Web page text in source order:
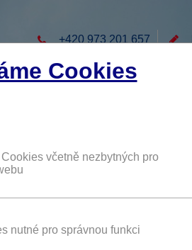
+420 973 201 657
Cookies
včetně nezbytných pro
nutné pro správnou funkci
potřeby TOP